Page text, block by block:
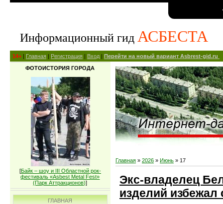
Информационный гид АСБЕСТА
14+ | Главная | Регистрация | Вход | Перейти на новый вариант Asbrest-gid.ru
ФОТОИСТОРИЯ ГОРОДА
[Байк – шоу и III Областной рок-
фестиваль «Asbest Metal Fest»
(Парк Аттракционов)]
ГЛАВНАЯ
Главная » 2026 » Июнь » 17
Экс-владелец
изделий избежал